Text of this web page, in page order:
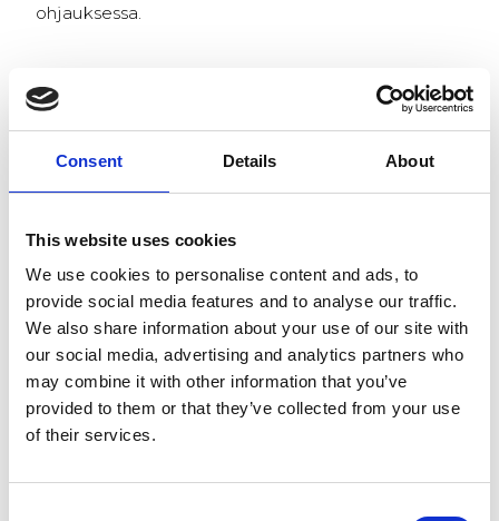
Consent Details About
This website uses cookies
We use cookies to personalise content and ads, to
provide social media features and to analyse our traffic.
We also share information about your use of our site with
our social media, advertising and analytics partners who
may combine it with other information that you’ve
provided to them or that they’ve collected from your use
of their services.
ohjauksessa.
Q-Data Hyödyt
Kaikki kuorman vaakatiedot sekä Q-Robotin
mittaamat tiedot reaaliajassa pilvipalvelussa
kosteus sekä laskennallinen energiasisältötieto
välittömästi näytteenoton päätyttyä
Kuorman purkupaikan informointi kuljettajalle
kosteustiedon mukaan
Tuotetaan hälytys laatuspeksin
täyttämättömästä kuormasta operaattorille
kuorman tarkistamiseksi
Reaaliaikainen tieto mahdollista siirtää suoraan
laitoksen automaatiojärjestelmään, jossa sitä
optimointiin